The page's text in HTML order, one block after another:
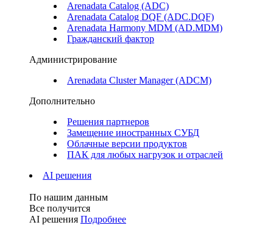
Arenadata Catalog (ADC)
Arenadata Catalog DQF (ADС.DQF)
Arenadata Harmony MDM (AD.MDM)
Гражданский фактор
Администрирование
Arenadata Cluster Manager (ADCM)
Дополнительно
Решения партнеров
Замещение иностранных СУБД
Облачные версии продуктов
ПАК для любых нагрузок и отраслей
AI решения
По нашим данным
Все получится
AI решения Подробнее